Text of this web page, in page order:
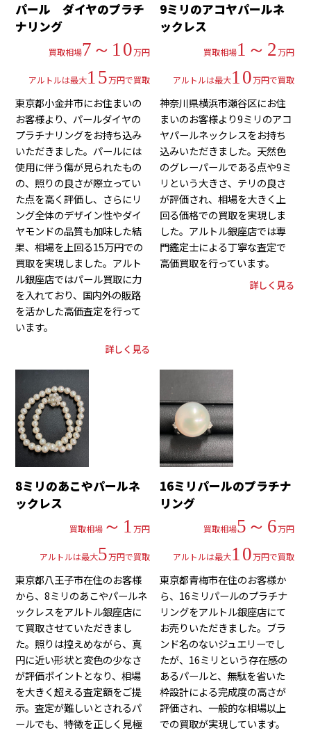
パール ダイヤのプラチ
ナリング
買取相場7～10万円
アルトルは最大15万円で買取
東京都小金井市にお住まいの
お客様より、パールダイヤの
プラチナリングをお持ち込み
いただきました。パールには
使用に伴う傷が見られたもの
の、照りの良さが際立ってい
た点を高く評価し、さらにリ
ング全体のデザイン性やダイ
ヤモンドの品質も加味した結
果、相場を上回る15万円での
買取を実現しました。アルト
ル銀座店ではパール買取に力
を入れており、国内外の販路
を活かした高価査定を行って
います。
詳しく見る
9ミリのアコヤパールネ
ックレス
買取相場1～2万円
アルトルは最大10万円で買取
神奈川県横浜市瀬谷区にお住
まいのお客様より9ミリのアコ
ヤパールネックレスをお持ち
込みいただきました。天然色
のグレーパールである点や9ミ
リという大きさ、テリの良さ
が評価され、相場を大きく上
回る価格での買取を実現しま
した。アルトル銀座店では専
門鑑定士による丁寧な査定で
高価買取を行っています。
詳しく見る
8ミリのあこやパールネ
ックレス
買取相場 ～1万円
アルトルは最大5万円で買取
東京都八王子市在住のお客様
から、8ミリのあこやパールネ
ックレスをアルトル銀座店に
て買取させていただきまし
た。照りは控えめながら、真
円に近い形状と変色の少なさ
が評価ポイントとなり、相場
を大きく超える査定額をご提
示。査定が難しいとされるパ
ールでも、特徴を正しく見極
16ミリパールのプラチナ
リング
買取相場5～6万円
アルトルは最大10万円で買取
東京都青梅市在住のお客様か
ら、16ミリパールのプラチナ
リングをアルトル銀座店にて
お売りいただきました。ブラ
ンド名のないジュエリーでし
たが、16ミリという存在感の
あるパールと、無駄を省いた
枠設計による完成度の高さが
評価され、一般的な相場以上
での買取が実現しています。